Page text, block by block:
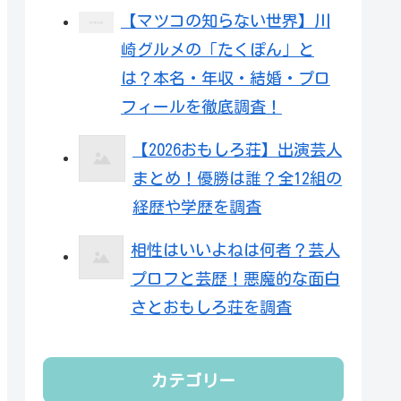
【マツコの知らない世界】川
崎グルメの「たくぽん」と
は？本名・年収・結婚・プロ
フィールを徹底調査！
【2026おもしろ荘】出演芸人
まとめ！優勝は誰？全12組の
経歴や学歴を調査
相性はいいよねは何者？芸人
プロフと芸歴！悪魔的な面白
さとおもしろ荘を調査
カテゴリー